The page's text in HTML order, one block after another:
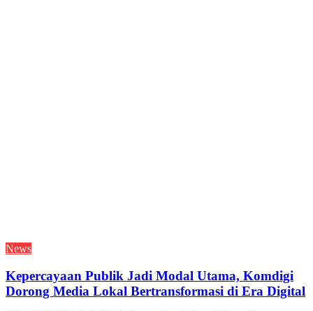
News
Kepercayaan Publik Jadi Modal Utama, Komdigi
Dorong Media Lokal Bertransformasi di Era Digital